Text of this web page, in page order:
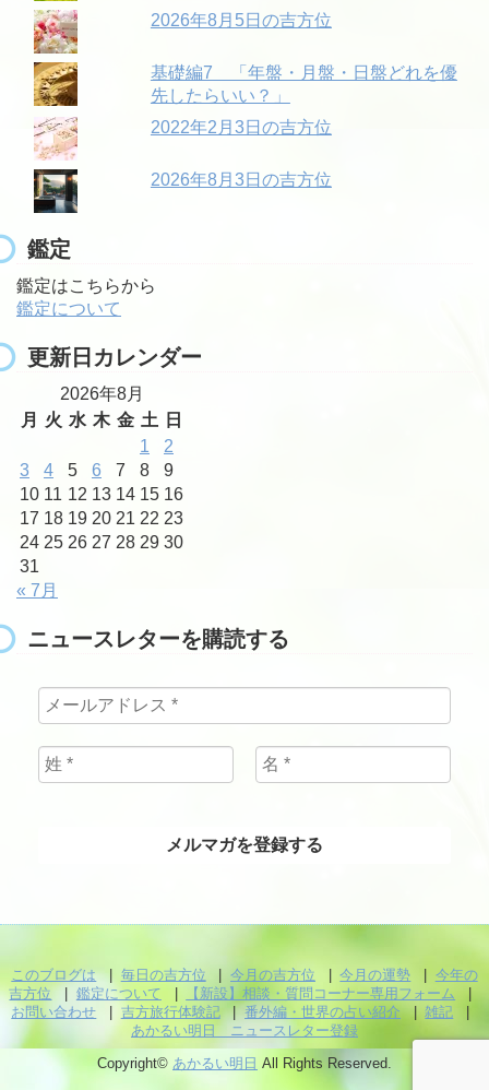
2026年8月5日の吉方位
基礎編7 「年盤・月盤・日盤どれを優
先したらいい？」
2022年2月3日の吉方位
2026年8月3日の吉方位
鑑定
鑑定はこちらから
鑑定について
更新日カレンダー
2026年8月
月
火 水 木 金 土
日
1
2
3
4 5 6 7 8
9
10 11 12 13 14 15 16
17 18 19 20 21 22 23
24 25 26 27 28 29 30
31
« 7月
ニュースレターを購読する
このブログは 毎日の吉方位 今月の吉方位 今月の運勢
今年の
吉方位
鑑定について
【新設】相談・質問コーナー専用フォーム
お問い合わせ
吉方旅行体験記 番外編・世界の占い紹介
雑記
あかるい明日 ニュースレター登録
Copyright© あかるい明日 All Rights Reserved.